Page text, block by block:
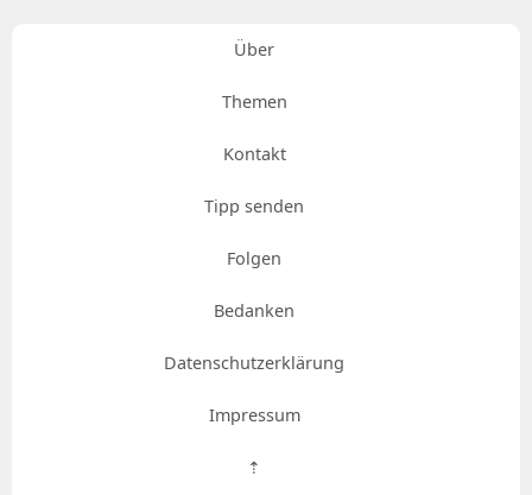
Über
Themen
Kontakt
Tipp senden
Folgen
Bedanken
Datenschutzerklärung
Impressum
⇡